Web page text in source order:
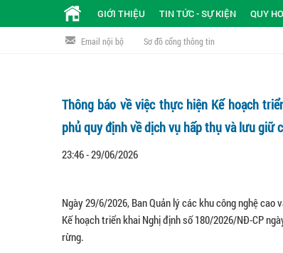
GIỚI THIỆU TIN TỨC - SỰ KIỆN QUY
Email nội bộ Sơ đồ cổng thông tin
Thông báo về việc thực hiện Kế hoạch
phủ quy định về dịch vụ hấp thụ và lưu giữ
23:46 - 29/06/2026
Ngày 29/6/2026, Ban Quản lý các khu công nghệ cao
Kế hoạch triển khai Nghị định số 180/2026/NĐ-CP
rừng.